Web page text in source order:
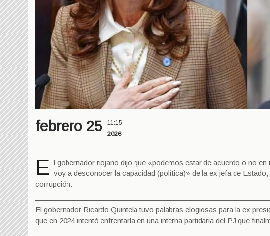
febrero 25 11:15
2026
E l gobernador riojano dijo que «podemos estar de acuerdo o no
voy a desconocer la capacidad (política)» de la ex jefa de
corrupción.
El gobernador Ricardo Quintela tuvo palabras elogiosas para la ex
que en 2024 intentó enfrentarla en una interna partidaria del PJ que